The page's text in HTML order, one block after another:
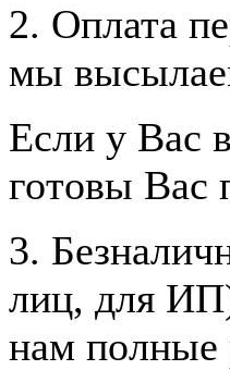
2. Оплата
мы
Если у Вас
готовы Вас
3.
лиц, для
нам полные